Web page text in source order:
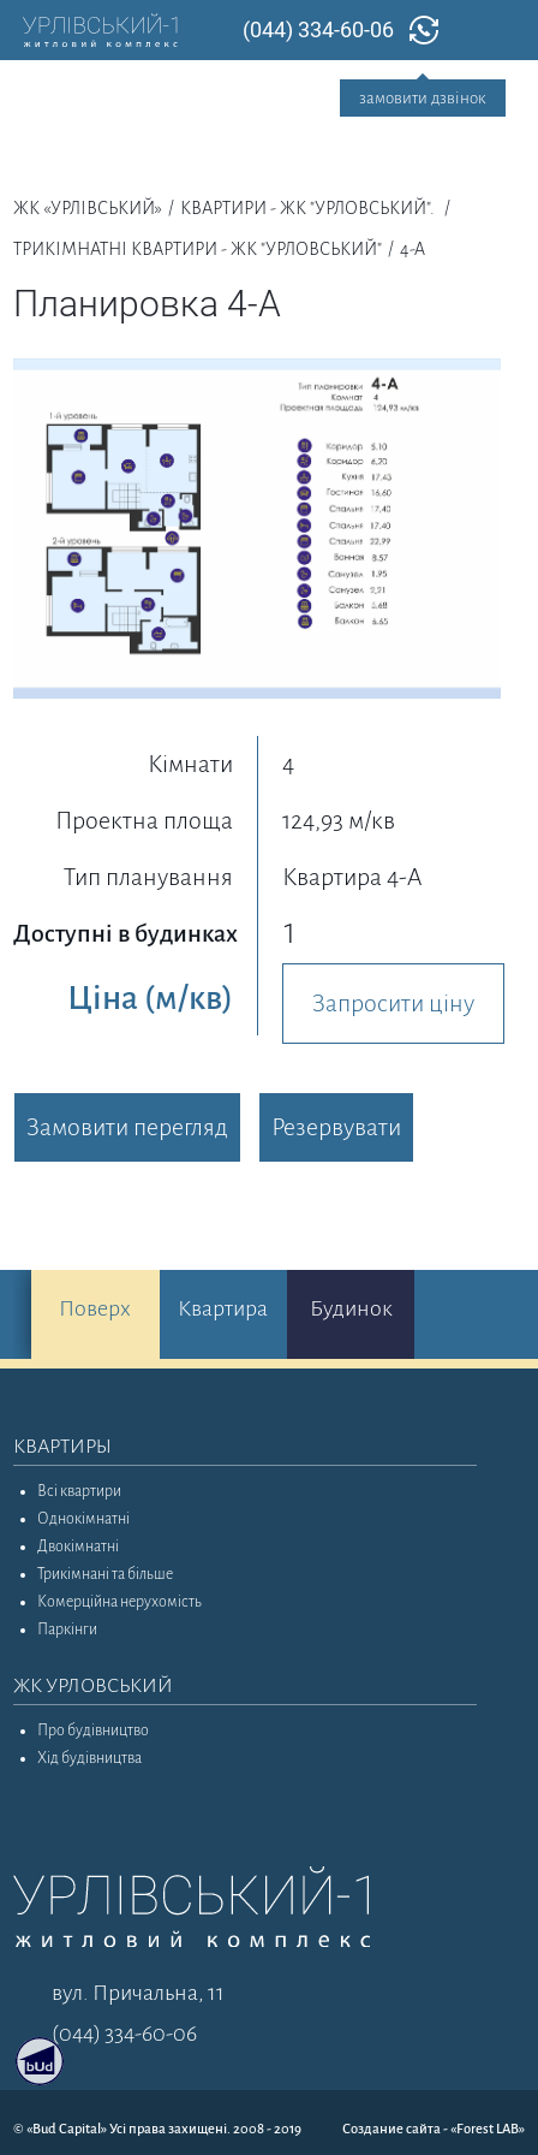
(044) 334-60-06
ЖК «УРЛІВСЬКИЙ» КВАРТИРИ - ЖК "УРЛОВСЬКИЙ".
ТРИКІМНАТНІ КВАРТИРИ - ЖК "УРЛОВСЬКИЙ" 4-A
Планировка 4-A
Кімнати
Проектна площа
Тип планування
Доступні в будинках
Ціна (м/кв)
4
124,93 м/кв
Квартира 4-A
1
Запросити ціну
Замовити перегляд Резервувати
Поверх Квартира Будинок
КВАРТИРЫ
Всі квартири
Однокімнатні
Двокімнатні
Трикімнані та більше
Комерційна нерухомість
Паркінги
ЖК УРЛОВСЬКИЙ
Про будівництво
Хід будівництва
вул. Причальна, 11
(044) 334-60-06
© «Bud Capital» Усі права захищені. 2008 - 2019 Создание сайта- «Forest LAB»